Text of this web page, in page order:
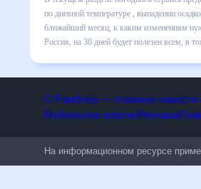
Посаде на месяц включает все
изменения в динамике и даст
готовым и как правильно
© Рамблер — главные
На информационном ресурсе